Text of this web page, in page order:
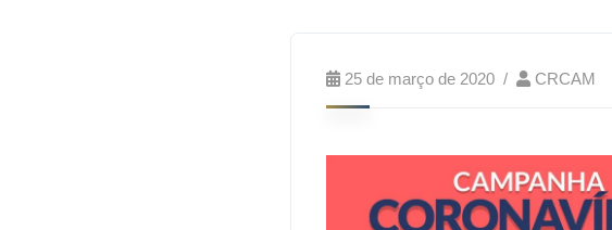
25 de março de 2020 CRCAM